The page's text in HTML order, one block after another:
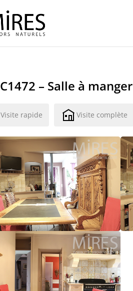
C1472 – Salle à
Visite rapide Visite complète